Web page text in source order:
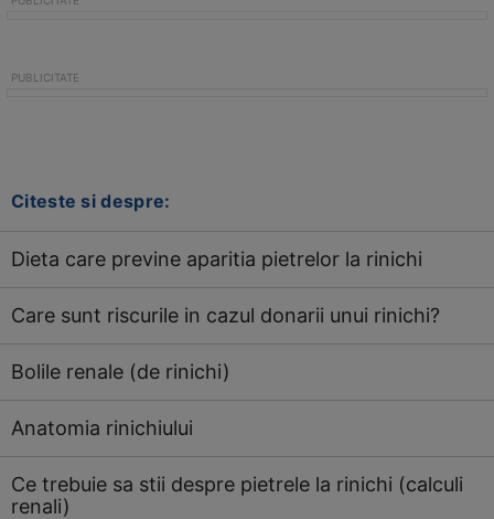
Citeste si despre:
Dieta care previne aparitia pietrelor la rinichi
Care sunt riscurile in cazul donarii unui rinichi?
Bolile renale (de rinichi)
Anatomia rinichiului
Ce trebuie sa stii despre pietrele la rinichi (calculi
renali)